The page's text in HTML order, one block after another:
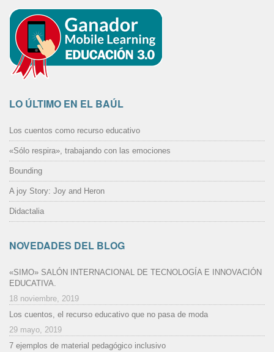
LO ÚLTIMO EN EL BAÚL
Los cuentos como recurso educativo
«Sólo respira», trabajando con las emociones
Bounding
A joy Story: Joy and Heron
Didactalia
NOVEDADES DEL BLOG
«SIMO» SALÓN INTERNACIONAL DE TECNOLOGÍA E INNOVACIÓN
EDUCATIVA.
18 noviembre, 2019
Los cuentos, el recurso educativo que no pasa de moda
29 mayo, 2019
7 ejemplos de material pedagógico inclusivo